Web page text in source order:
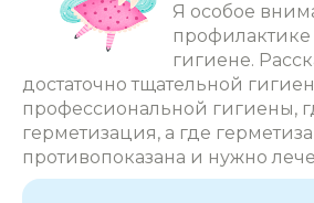
Я особое
профилактике
гигиене.
достаточно тщательной
профессиональной гигиены,
герметизация, а где
противопоказана и нужно